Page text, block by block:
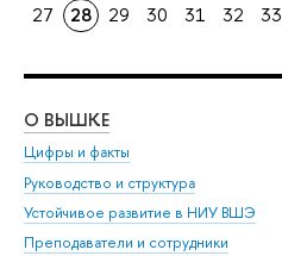
27
28 29 30 31 32 33
О ВЫШКЕ
Цифры и факты
Руководство и структура
Устойчивое развитие в НИУ ВШЭ
Преподаватели и сотрудники